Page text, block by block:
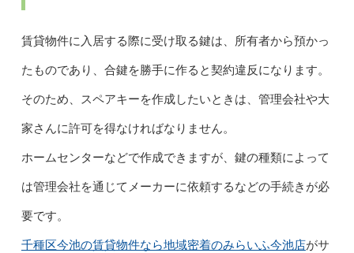
賃貸物件に入居する際に受け取る鍵は、所有者から預かっ
たものであり、合鍵を勝手に作ると契約違反になります。
そのため、スペアキーを作成したいときは、管理会社や大
家さんに許可を得なければなりません。
ホームセンターなどで作成できますが、鍵の種類によって
は管理会社を通じてメーカーに依頼するなどの手続きが必
要です。
千種区今池の賃貸物件なら地域密着のみらいふ今池店がサ